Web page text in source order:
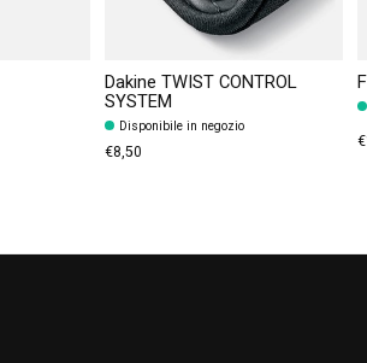
Dakine TWIST CONTROL
SYSTEM
Disponibile in negozio
€8,50